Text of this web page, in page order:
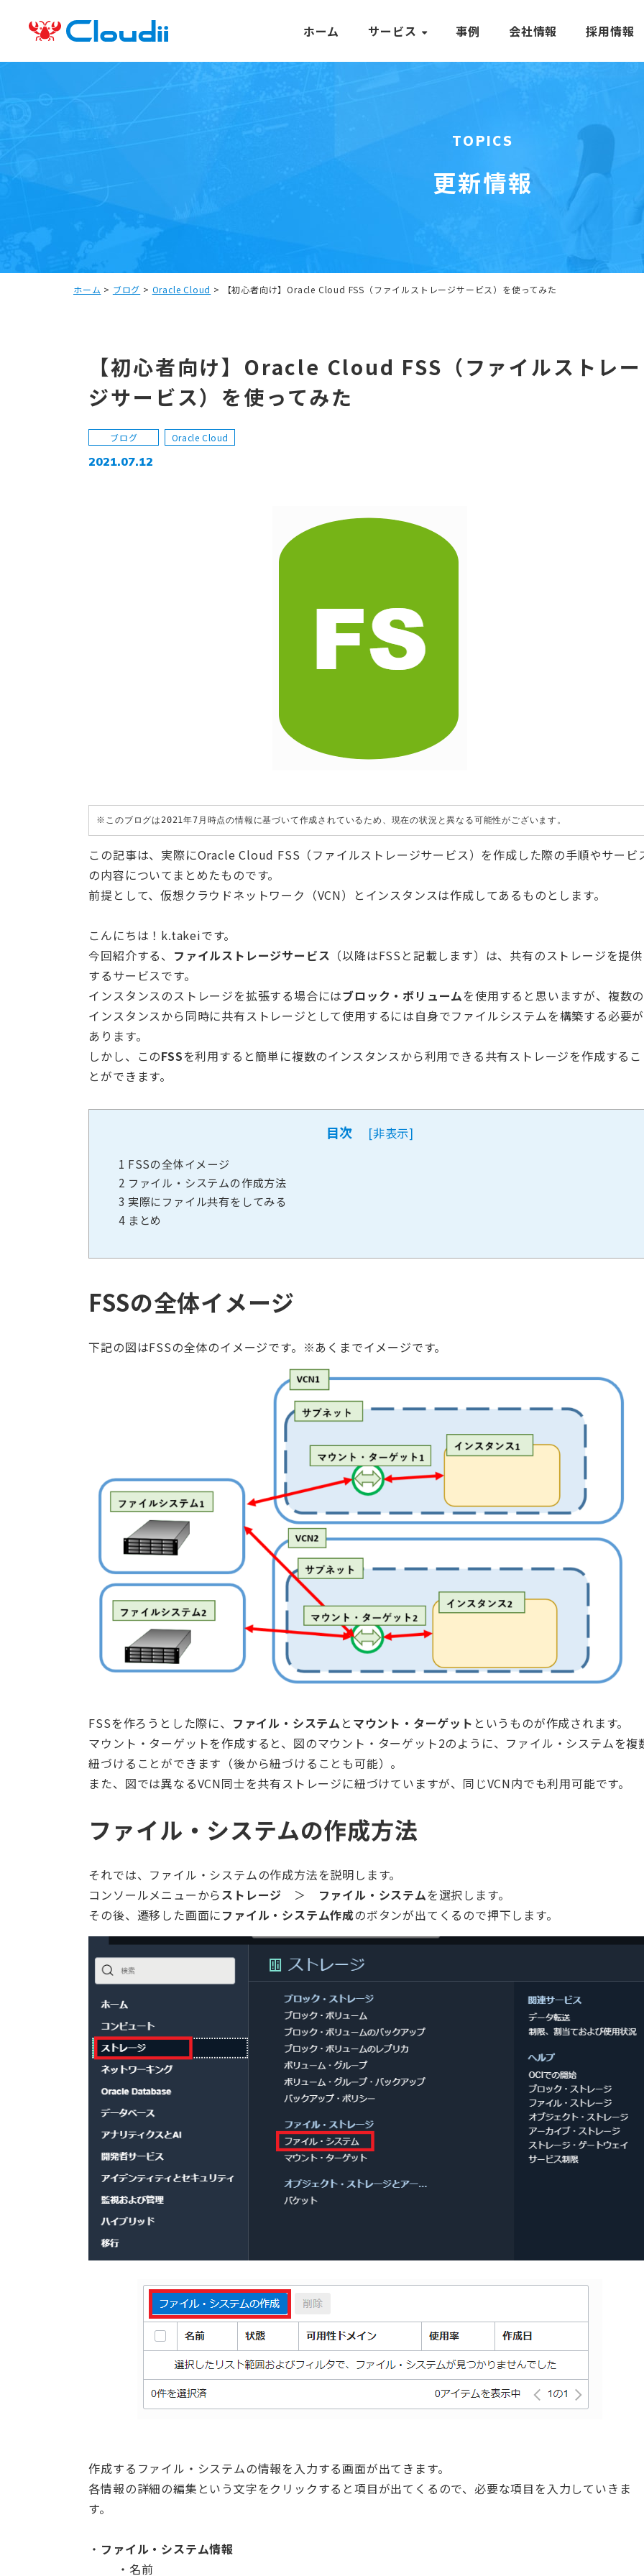
ホーム サービス 事例 会社情報 採用情報
TOPICS
更新情報
ホーム > ブログ > Oracle Cloud > 【初心者向け】Oracle Cloud FSS（ファイルストレージサービス）を使ってみた
【初心者向け】Oracle Cloud FSS（ファイルストレー
ジサービス）を使ってみた
ブログ Oracle Cloud
2021.07.12
※このブログは2021年7月時点の情報に基づいて作成されているため、現在の状況と異なる可能性がございます。
この記事は、実際にOracle Cloud FSS（ファイルストレージサービス）を作成した際の手順やサービ
の内容についてまとめたものです。
前提として、仮想クラウドネットワーク（VCN）とインスタンスは作成してあるものとします。
こんにちは！k.takeiです。
今回紹介する、 ファイルストレージサービス （以降はFSSと記載します）は、共有のストレージを提供
するサービスです。
インスタンスのストレージを拡張する場合にはブロック・ボリュームを使用すると思いますが、複数の
インスタンスから同時に共有ストレージとして使用するには自身でファイルシステムを構築する必要が
あります。
しかし、このFSSを利用すると簡単に複数のインスタンスから利用できる共有ストレージを作成するこ
とができます。
目次 [非表示]
1 FSSの全体イメージ
2 ファイル・システムの作成方法
3 実際にファイル共有をしてみる
4まとめ
FSSの全体イメージ
下記の図はFSSの全体のイメージです。※あくまでイメージです。
FSSを作ろうとした際に、 ファイル・システム と マウント・ターゲット というものが作成されます。
マウント・ターゲットを作成すると、図のマウント・ターゲット2のように、ファイル・システムを複
紐づけることができます（後から紐づけることも可能）。
また、図では異なるVCN同士を共有ストレージに紐づけていますが、同じVCN内でも利用可能です。
ファイル・システムの作成方法
それでは、ファイル・システムの作成方法を説明します。
コンソールメニューからストレージ ＞ ファイル・システムを選択します。
その後、遷移した画面にファイル・システム作成のボタンが出てくるので押下します。
作成するファイル・システムの情報を入力する画面が出てきます。
各情報の詳細の編集という文字をクリックすると項目が出てくるので、必要な項目を入力していきま
す。
ファイル・システム情報
名前